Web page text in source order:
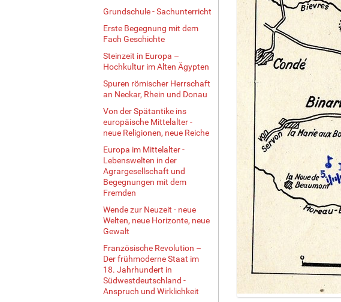
Grundschule - Sachunterricht
Erste Begegnung mit dem
Fach Geschichte
Steinzeit in Europa –
Hochkultur im Alten Ägypten
Spuren römischer Herrschaft
an Neckar, Rhein und Donau
Von der Spätantike ins
europäische Mittelalter -
neue Religionen, neue Reiche
Europa im Mittelalter -
Lebenswelten in der
Agrargesellschaft und
Begegnungen mit dem
Fremden
Wende zur Neuzeit - neue
Welten, neue Horizonte, neue
Gewalt
Französische Revolution –
Der frühmoderne Staat im
18. Jahrhundert in
Südwestdeutschland -
Anspruch und Wirklichkeit